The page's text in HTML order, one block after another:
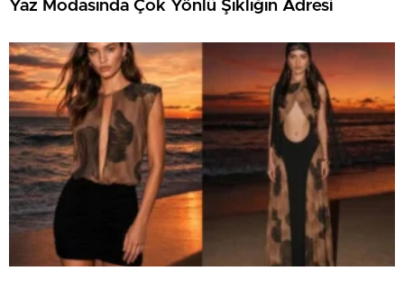
Yaz Modasında Çok Yönlü Şıklığın Adresi